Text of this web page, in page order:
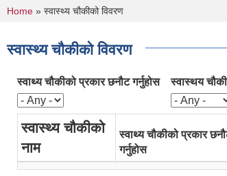
You are here
Home » स्वास्थ्य चौकीको विवरण
स्वास्थ्य चौकीको विवरण
स्वाथ्य चौकीको प्रकार छनौट गर्नुहोस स्वास्थय
स्वास्थ्य चौकीको
नाम
स्वाथ्य चौकीको प्रकार
गर्नुहोस